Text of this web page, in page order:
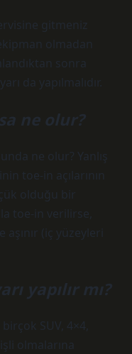
gitmeniz
olmadan
sonra
da yapılmalıdır.
ne olur?
ne olur? Yanlış
toe-in açılarının
olduğu bir
toe-in verilirse,
(iç yüzeyleri
yapılır mı?
SUV, 4×4,
olmalarına